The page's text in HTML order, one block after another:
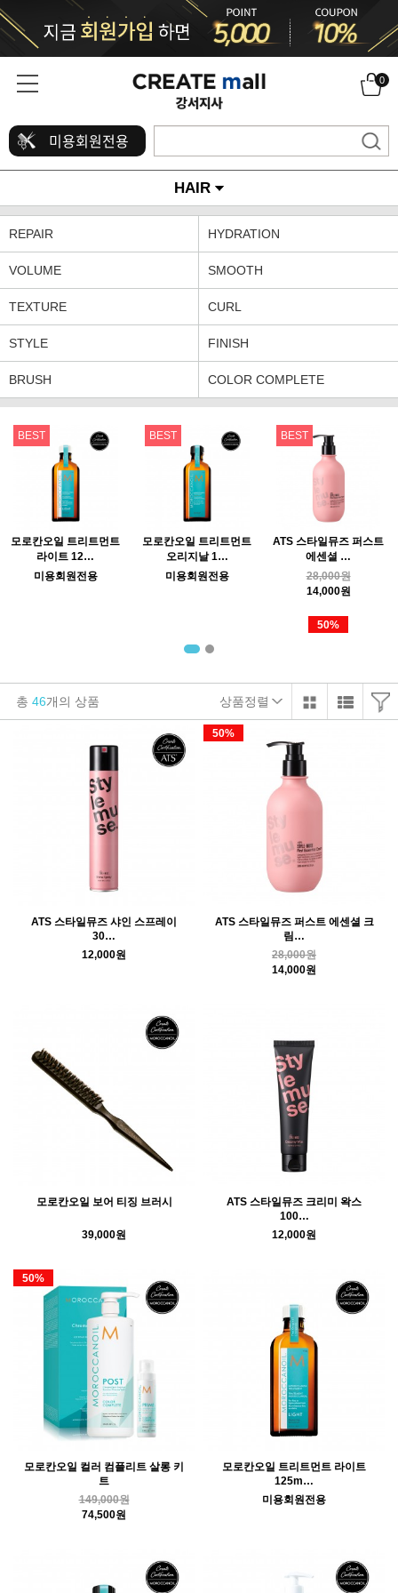
0
미용회원전용
HAIR
REPAIR HYDRATION
VOLUME SMOOTH
TEXTURE CURL
STYLE FINISH
BRUSH COLOR COMPLETE
BEST
모로칸오일 트리트먼트
라이트 12…
미용회원전용
BEST
모로칸오일 트리트먼트
오리지날 1…
미용회원전용
BEST
ATS 스타일뮤즈 퍼스트
에센셜 …
28,000원
14,000원
50%
총 46개의 상품 상품정렬
ATS 스타일뮤즈 샤인 스프레이
30…
12,000원
ATS 스타일뮤즈 퍼스트 에센셜 크
림…
50%
28,000원
14,000원
모로칸오일 보어 티징 브러시
39,000원
ATS 스타일뮤즈 크리미 왁스
100…
12,000원
모로칸오일 컬러 컴플리트 살롱 키
트
50%
149,000원
74,500원
모로칸오일 트리트먼트 라이트
125m…
미용회원전용